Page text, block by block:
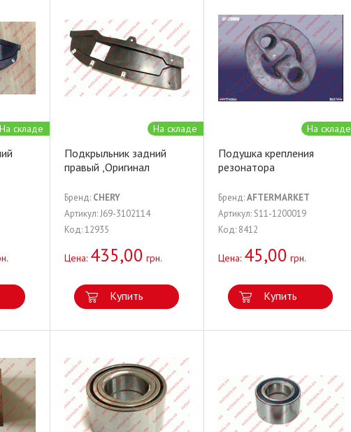
На складе На складе
Подкрыльник задний
правый ,Оригинал
Бренд: CHERY
Артикул: J69-3102114
Код: 12935
Цена: 435,00 грн.
Купить
На складе
Подушка крепления
резонатора
Бренд:AFTERMARKET
Артикул: S11-1200019
Код: 8412
Цена: 45,00 грн.
Купить